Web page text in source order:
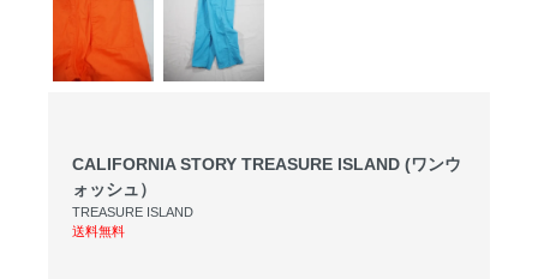
CALIFORNIA STORY TREASURE ISLAND (ワンウ
ォッシュ）
TREASURE ISLAND
送料無料